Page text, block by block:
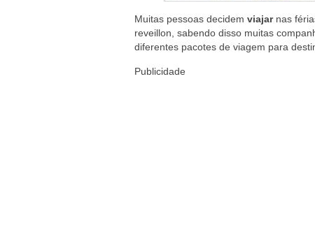
Muitas pessoas decidem viajarnas
reveillon, sabendo disso muitas
diferentes pacotes de viagem para
Publicidade